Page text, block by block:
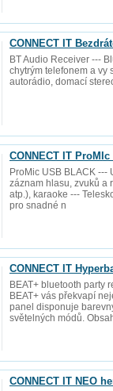
CONNECT IT
BT Audio Receiver ---
chytrým telefonem a vy
autorádio, domací
CONNECT IT
ProMic USB BLACK ---
záznam hlasu, zvuků a
atp.), karaoke ---
pro snadné n
CONNECT IT
BEAT+ bluetooth party
BEAT+ vás překvapí
panel disponuje
světelných módů.
CONNECT IT NEO